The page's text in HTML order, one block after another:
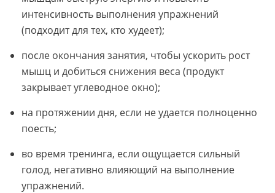
интенсивность выполнения упражнений
(подходит для тех, кто худеет);
после окончания занятия, чтобы ускорить рост
мышц и добиться снижения веса (продукт
закрывает углеводное окно);
на протяжении дня, если не удается полноценно
поесть;
во время тренинга, если ощущается сильный
голод, негативно влияющий на выполнение
упражнений.